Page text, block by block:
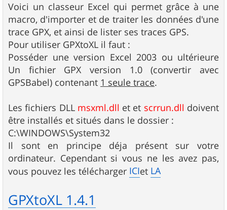
s
s
a
g
e
Voici un classeur Excel qui permet grâce à une
macro, d'importer et de traiter les données d'une
trace GPX, et ainsi de lister ses traces GPS.
Pour utiliser GPXtoXL il faut :
Posséder une version Excel 2003 ou ultérieure
Un fichier GPX version 1.0 (convertir avec
GPSBabel) contenant 1 seule trace.
Les fichiers DLL msxml.dll et et scrrun.dll doivent
être installés et situés dans le dossier :
C:\WINDOWS\System32
Il sont en principe déja présent sur votre
ordinateur. Cependant si vous ne les avez pas,
vous pouvez les télécharger ICIet LA
GPXtoXL 1.4.1